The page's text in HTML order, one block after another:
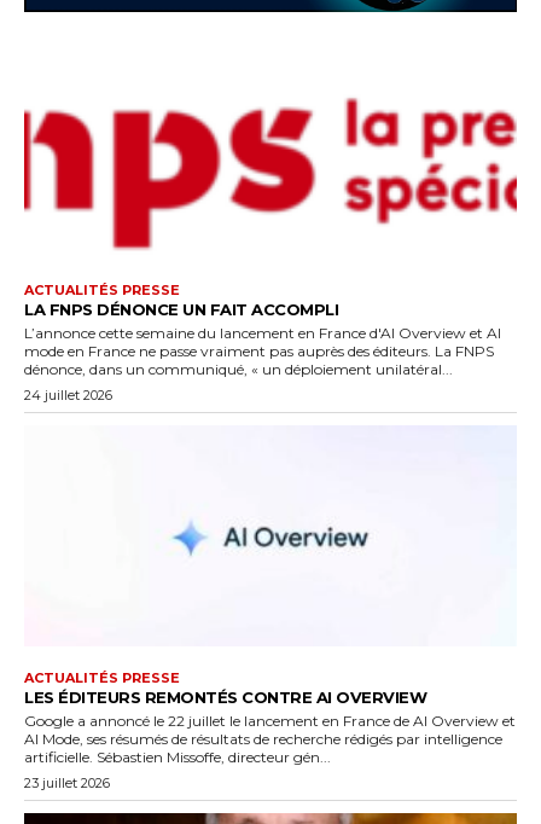
ACTUALITÉS PRESSE
LA FNPS DÉNONCE UN FAIT ACCOMPLI
L’annonce cette semaine du lancement en France d'AI Overview et AI
mode en France ne passe vraiment pas auprès des éditeurs. La FNPS
dénonce, dans un communiqué, « un déploiement unilatéral...
24 juillet 2026
ACTUALITÉS PRESSE
LES ÉDITEURS REMONTÉS CONTRE AI OVERVIEW
Google a annoncé le 22 juillet le lancement en France de AI Overview et
AI Mode, ses résumés de résultats de recherche rédigés par intelligence
artificielle. Sébastien Missoffe, directeur gén...
23 juillet 2026